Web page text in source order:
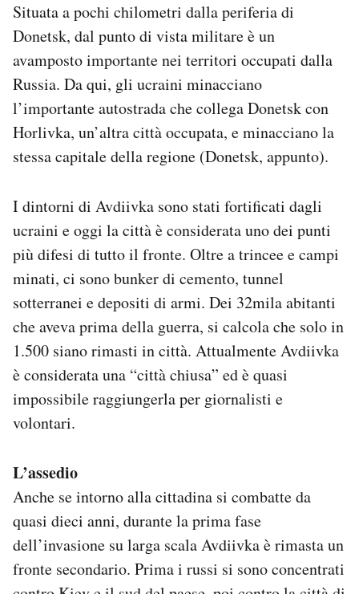
Situata a pochi chilometri dalla periferia di
Donetsk, dal punto di vista militare è un
avamposto importante nei territori occupati dalla
Russia. Da qui, gli ucraini minacciano
l’importante autostrada che collega Donetsk con
Horlivka, un’altra città occupata, e minacciano la
stessa capitale della regione (Donetsk, appunto).
I dintorni di Avdiivka sono stati fortificati dagli
ucraini e oggi la città è considerata uno dei punti
più difesi di tutto il fronte. Oltre a trincee e campi
minati, ci sono bunker di cemento, tunnel
sotterranei e depositi di armi. Dei 32mila abitanti
che aveva prima della guerra, si calcola che solo in
1.500 siano rimasti in città. Attualmente Avdiivka
è considerata una “città chiusa” ed è quasi
impossibile raggiungerla per giornalisti e
volontari.
L’assedio
Anche se intorno alla cittadina si combatte da
quasi dieci anni, durante la prima fase
dell’invasione su larga scala Avdiivka è rimasta un
fronte secondario. Prima i russi si sono concentrati